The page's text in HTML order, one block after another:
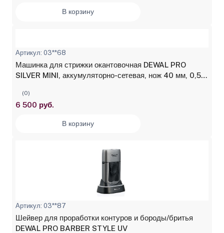
В корзину
Артикул: 03**68
Машинка для стрижки окантовочная DEWAL PRO
SILVER MINI, аккумуляторно-сетевая, нож 40 мм, 0,5
(0)
6 500 руб.
В корзину
Артикул: 03**87
Шейвер для проработки контуров и бороды/бритья
DEWAL PRO BARBER STYLE UV